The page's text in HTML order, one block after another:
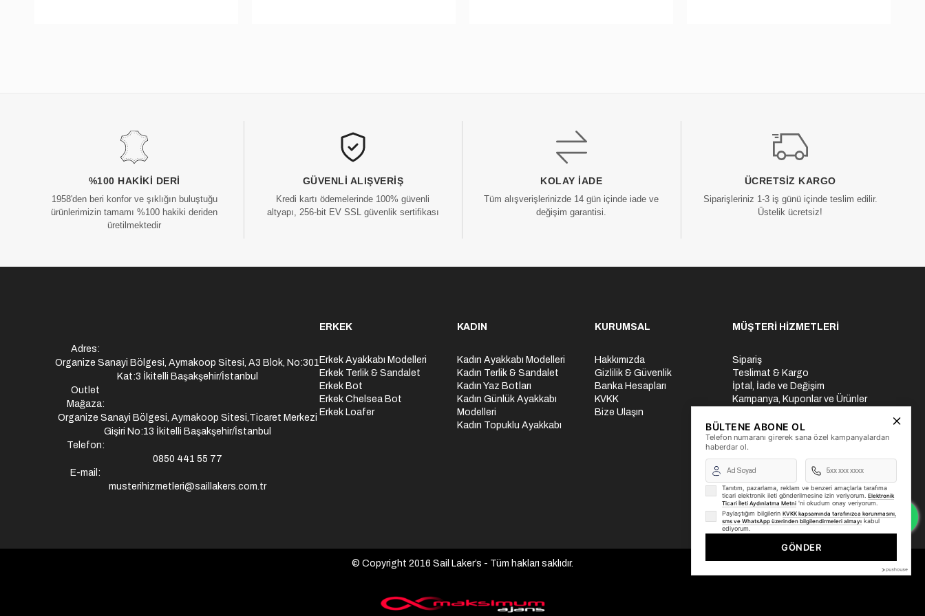
%100 HAKIKI DERI
1958'den beri konfor ve şıklığın buluştuğu
ürünlerimizin tamamı %100 hakiki deriden
üretilmektedir
GÜVENLI ALIŞVERIŞ
Kredi kartı ödemelerinde 100% güvenli
altyapı, 256-bit EV SSL güvenlik sertifikası
KOLAY İADE
Tüm alışverişlerinizde 14 gün içinde iade ve
değişim garantisi.
ÜCRETSIZ KARGO
Siparişleriniz 1-3 iş günü içinde teslim edilir.
Üstelik ücretsiz!
Adres:
Organize Sanayi Bölgesi, Aymakoop Sitesi, A3 Blok, No:301
Kat:3 İkitelli Başakşehir/İstanbul
Outlet
Mağaza:
Organize Sanayi Bölgesi, Aymakoop Sitesi,Ticaret Merkezi
Gişiri No:13 İkitelli Başakşehir/İstanbul
Telefon:
0850 441 55 77
E-mail:
musterihizmetleri@saillakers.com.tr
ERKEK
Erkek Ayakkabı Modelleri
Erkek Terlik & Sandalet
Erkek Bot
Erkek Chelsea Bot
Erkek Loafer
KADIN
Kadın Ayakkabı Modelleri
Kadın Terlik & Sandalet
Kadın Yaz Botları
Kadın Günlük Ayakkabı
Modelleri
Kadın Topuklu Ayakkabı
KURUMSAL
Hakkımızda
Gizlilik & Güvenlik
Banka Hesapları
KVKK
Bize Ulaşın
MÜŞTERİ HİZMETLERİ
Sipariş
Teslimat & Kargo
İptal, İade ve Değişim
Kampanya, Kuponlar ve Ürünler
Üyelik İşlemleri
Yurtdışı Gönderi
© Copyright 2016 Sail Laker’s - Tüm hakları saklıdır.
BÜLTENE ABONE OL
Telefon numaranı girerek sana özel kampanyalardan
haberdar ol.
Tanıtım, pazarlama, reklam ve benzeri amaçlarla tarafıma
ticari elektronik ileti gönderilmesine izin veriyorum. Elektronik
Ticari İleti Aydınlatma Metni 'ni okudum onay veriyorum.
Paylaştığım bilgilerin KVKK kapsamında tarafınızca korunmasını,
sms ve WhatsApp üzerinden bilgilendirmeleri almayı kabul
ediyorum.
GÖNDER